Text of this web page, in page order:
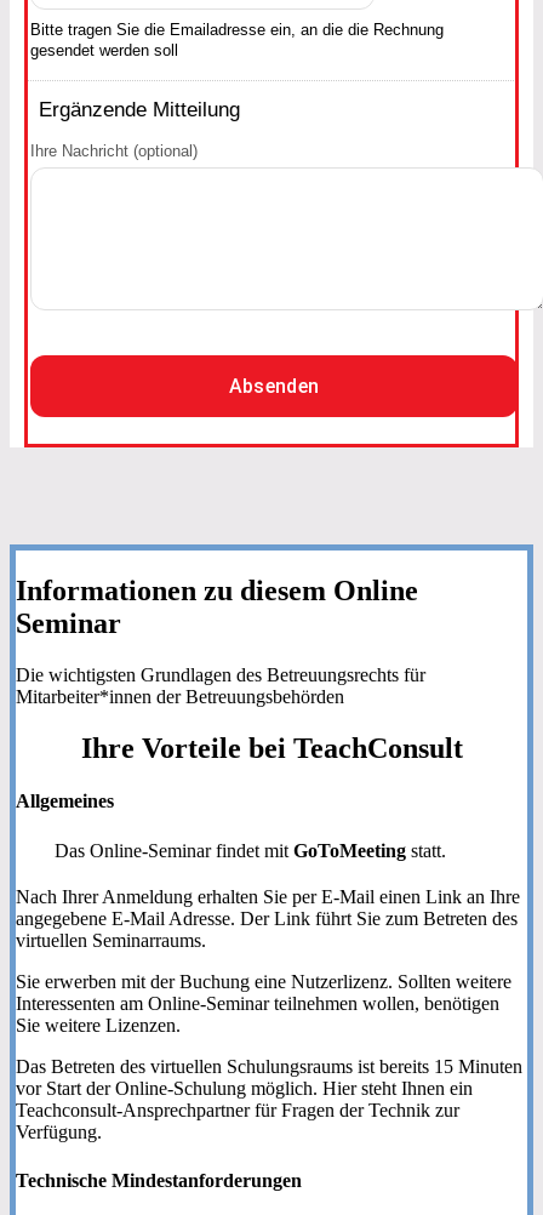
Bitte tragen Sie die Emailadresse ein, an die die Rechnung
gesendet werden soll
Ergänzende Mitteilung
Ihre Nachricht (optional)
Absenden
Informationen zu diesem Online
Seminar
Die wichtigsten Grundlagen des Betreuungsrechts für
Mitarbeiter*innen der Betreuungsbehörden
Ihre Vorteile bei TeachConsult
Allgemeines
Das Online-Seminar findet mit GoToMeeting statt.
Nach Ihrer Anmeldung erhalten Sie per E-Mail einen Link an Ihre
angegebene E-Mail Adresse. Der Link führt Sie zum Betreten des
virtuellen Seminarraums.
Sie erwerben mit der Buchung eine Nutzerlizenz. Sollten weitere
Interessenten am Online-Seminar teilnehmen wollen, benötigen
Sie weitere Lizenzen.
Das Betreten des virtuellen Schulungsraums ist bereits 15 Minuten
vor Start der Online-Schulung möglich. Hier steht Ihnen ein
Teachconsult-Ansprechpartner für Fragen der Technik zur
Verfügung.
Technische Mindestanforderungen